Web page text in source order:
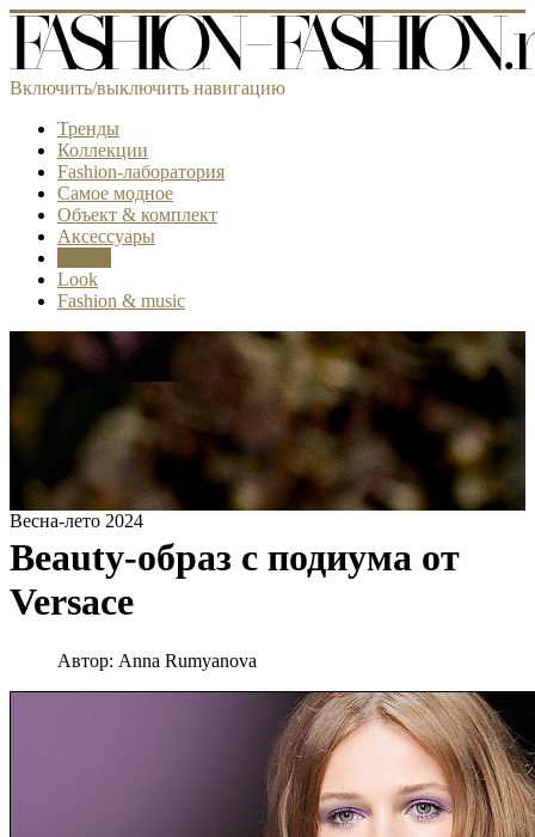
Включить/выключить навигацию
Тренды
Коллекции
Fashion-лаборатория
Самое модное
Объект & комплект
Аксессуары
Look
Fashion & music
Весна-лето 2024
Beauty-образ с подиума от
Versace
Автор: Anna Rumyanova